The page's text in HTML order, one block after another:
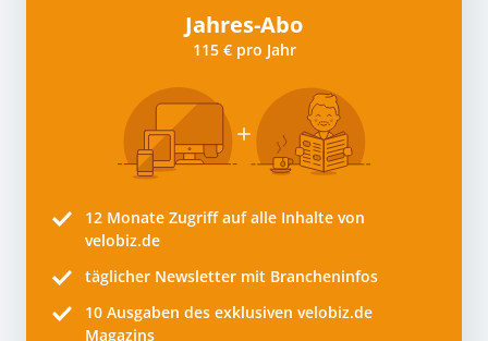
Jahres-Abo
115 € pro Jahr
12 Monate Zugriff auf alle Inhalte von
velobiz.de
täglicher Newsletter mit Brancheninfos
10 Ausgaben des exklusiven velobiz.de
Magazins